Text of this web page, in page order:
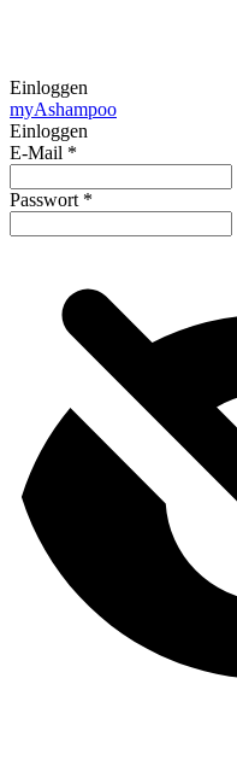
Einloggen
myAshampoo
Einloggen
E-Mail *
Passwort *